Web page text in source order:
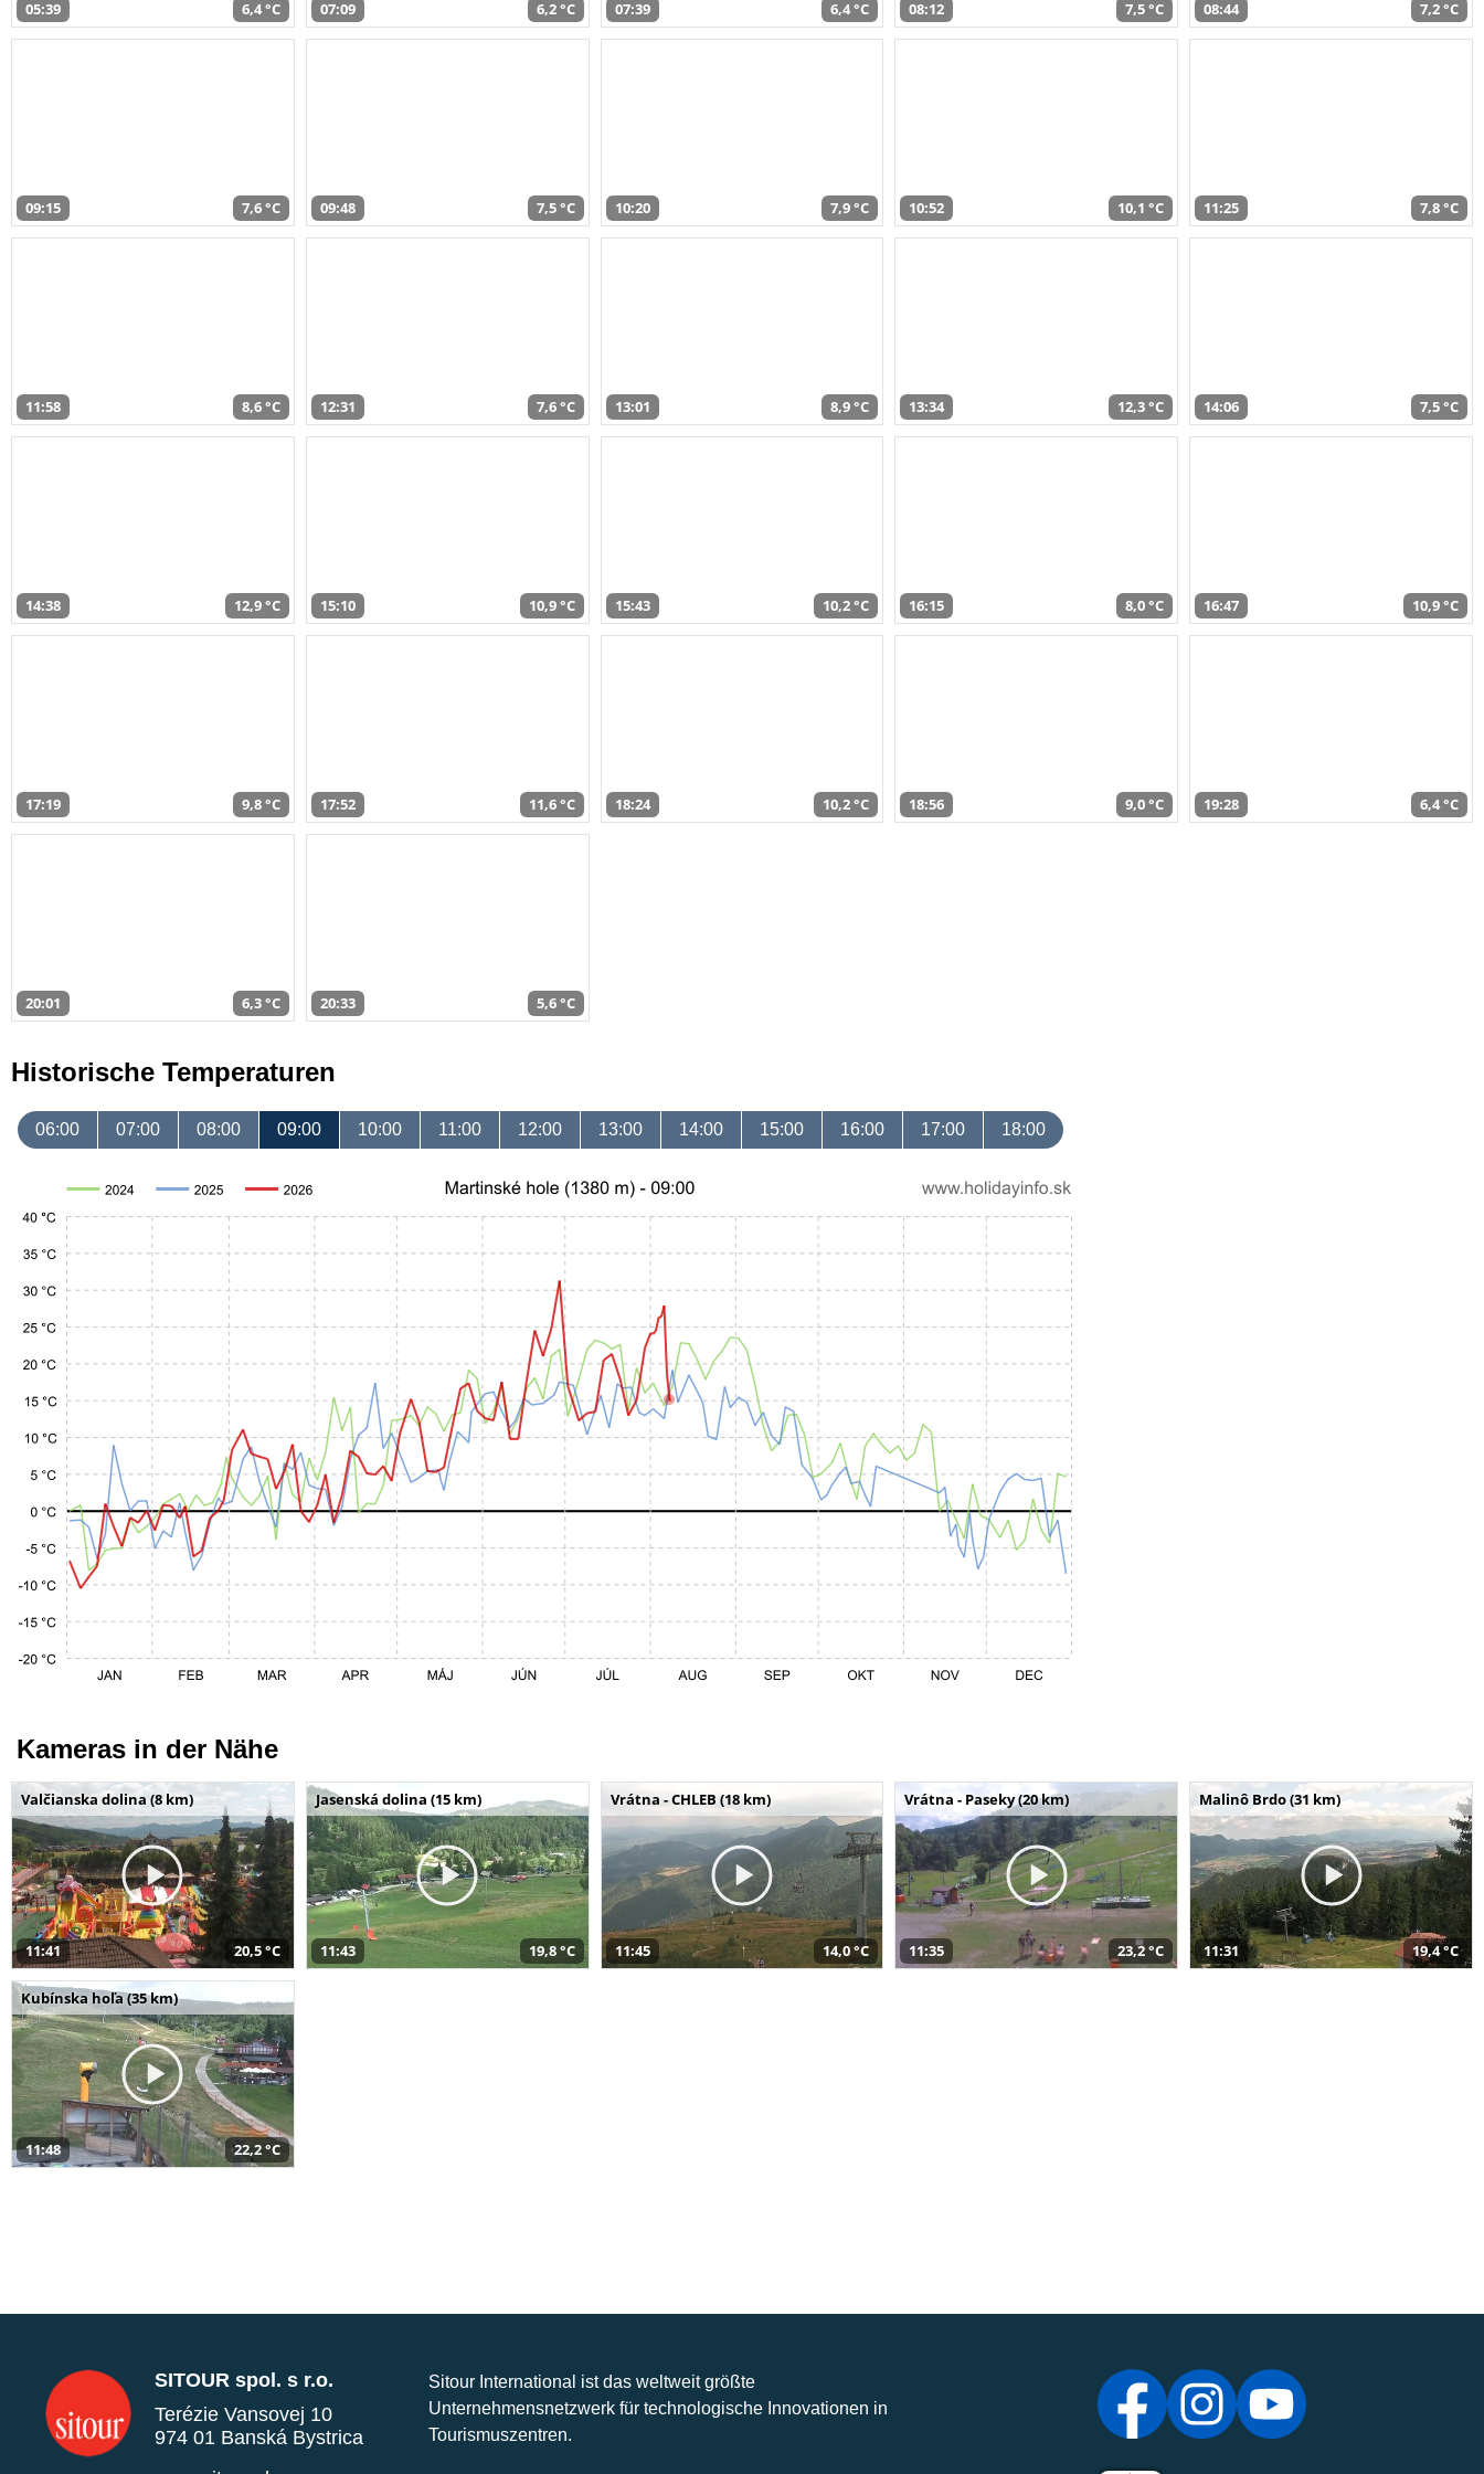
05:39 6,4 °C 07:09 6,2 °C 07:39 6,4 °C 08:12 7,5 °C 08:44 7,2 °C
09:15 7,6 °C 09:48 7,5 °C 10:20 7,9 °C 10:52 10,1 °C 11:25 7,8 °C
11:58 8,6 °C 12:31 7,6 °C 13:01 8,9 °C 13:34 12,3 °C 14:06 7,5 °C
14:38 12,9 °C 15:10 10,9 °C 15:43 10,2 °C 16:15 8,0 °C 16:47 10,9 °C
17:19 9,8 °C 17:52 11,6 °C 18:24 10,2 °C 18:56 9,0 °C 19:28 6,4 °C
20:01 6,3 °C 20:33 5,6 °C
Historische Temperaturen
06:00 07:00 08:00 09:00 10:00 11:00 12:00 13:00 14:00 15:00 16:00 17:00 18:00
Kameras in der Nähe
Valčianska dolina (8 km)
11:41 20,5 °C
Jasenská dolina (15 km)
11:43 19,8 °C
Vrátna - CHLEB (18 km)
11:45 14,0 °C
Vrátna - Paseky (20 km)
11:35 23,2 °C
Malinô Brdo (31 km)
11:31 19,4 °C
Kubínska hoľa (35 km)
11:48 22,2 °C
SITOUR spol. s r.o.
Terézie Vansovej 10
974 01 Banská Bystrica
Sitour International ist das weltweit größte
Unternehmensnetzwerk für technologische Innovationen in
Tourismuszentren.